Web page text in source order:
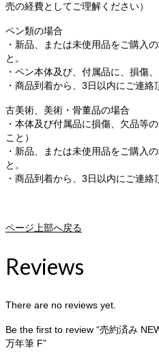
売の経費としてご理解ください）
ペン類の場合
・新品、または未使用品をご購入
と。
・ペン本体及び、付属品に、損傷
・商品到着から、3日以内にご連絡
古美術、美術・骨董品の場合
・本体及び付属品に損傷、欠品等
こと）
・新品、または未使用品をご購入
と。
・商品到着から、3日以内にご連絡
ページ上部へ戻る
Reviews
There are no reviews yet.
Be the first to review “売約済み
万年筆 F”